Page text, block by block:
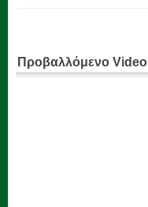
Προβαλλόμενο Video